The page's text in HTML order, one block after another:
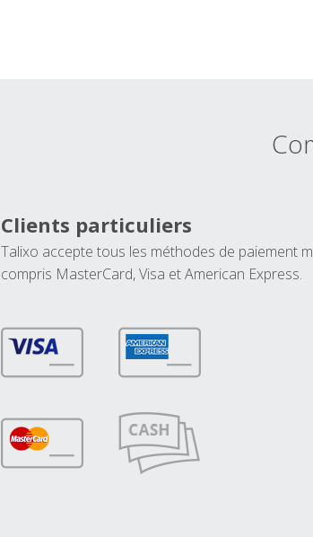
Clients particuliers
Talixo accepte tous les méthodes de paiement
compris MasterCard, Visa et American Express.